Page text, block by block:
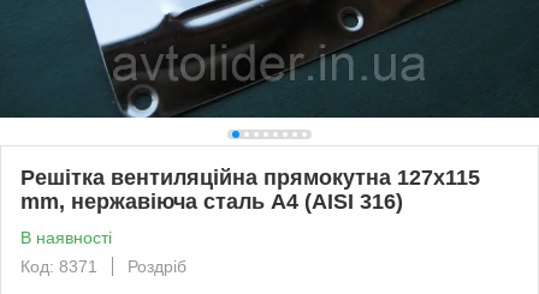
Решітка вентиляційна прямокутна 127x115
mm, нержавіюча сталь А4 (AISI 316)
В наявності
Код: 8371
Роздріб